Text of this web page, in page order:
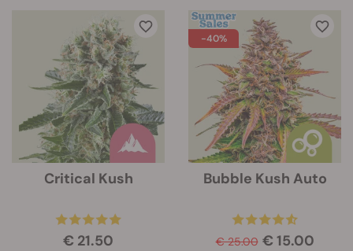
Critical Kush
€ 21.50
-40%
Bubble Kush Auto
€ 25.00 € 15.00